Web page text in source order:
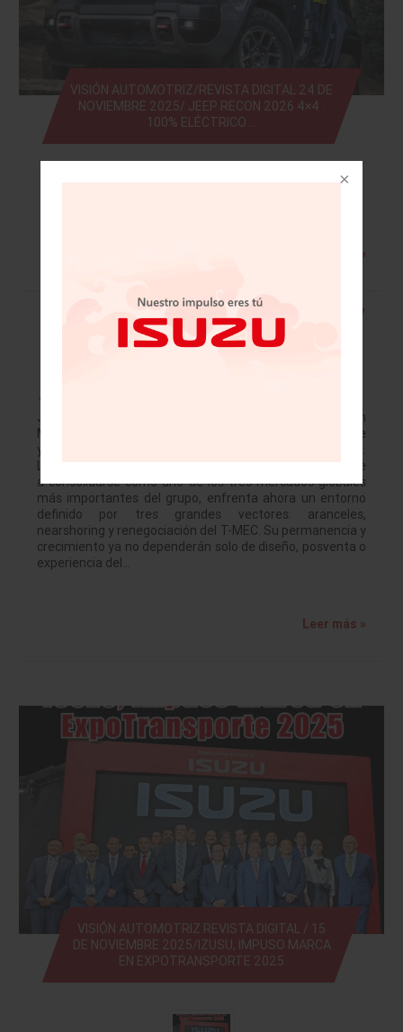
VISIÓN AUTOMOTRIZ/REVISTA DIGITAL 24 DE
NOVIEMBRE 2025/ JEEP RECON 2026 4×4 :
100% ELÉCTRICO …
Leer más »
• Mazda festeja 20 años en México con
grandes retos • Licitan 41 bloques y sólo
JULIO BRITO A. Mazda llega a su vigésimo aniversario en
México en medio del momento industrial más desafiante
y, al mismo tiempo, más prometedor de la última década.
La marca japonesa, que pasó de ser un actor emergente
a consolidarse como uno de los tres mercados globales
más importantes del grupo, enfrenta ahora un entorno
definido por tres grandes vectores: aranceles,
nearshoring y renegociación del T-MEC. Su permanencia y
crecimiento ya no dependerán solo de diseño, posventa o
experiencia del…
Leer más »
VISIÓN AUTOMOTRIZ REVISTA DIGITAL / 15
DE NOVIEMBRE 2025/IZUSU, IMPUSO MARCA
EN EXPOTRANSPORTE 2025